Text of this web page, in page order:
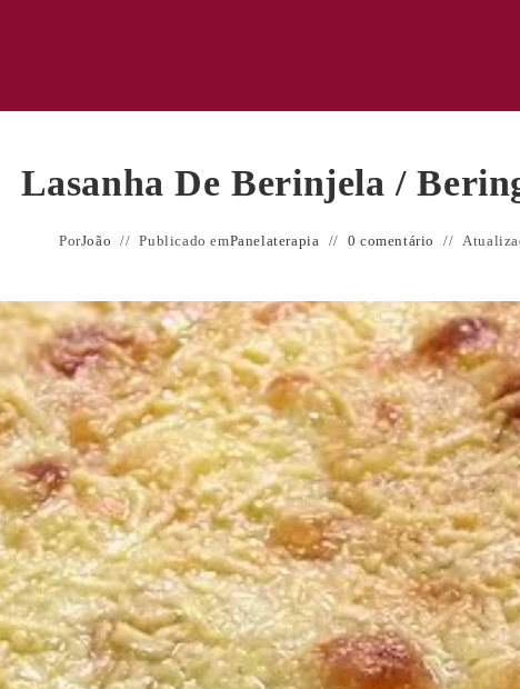
Lasanha De Berinjela /
PorJoão Publicado emPanelaterapia 0 comentário